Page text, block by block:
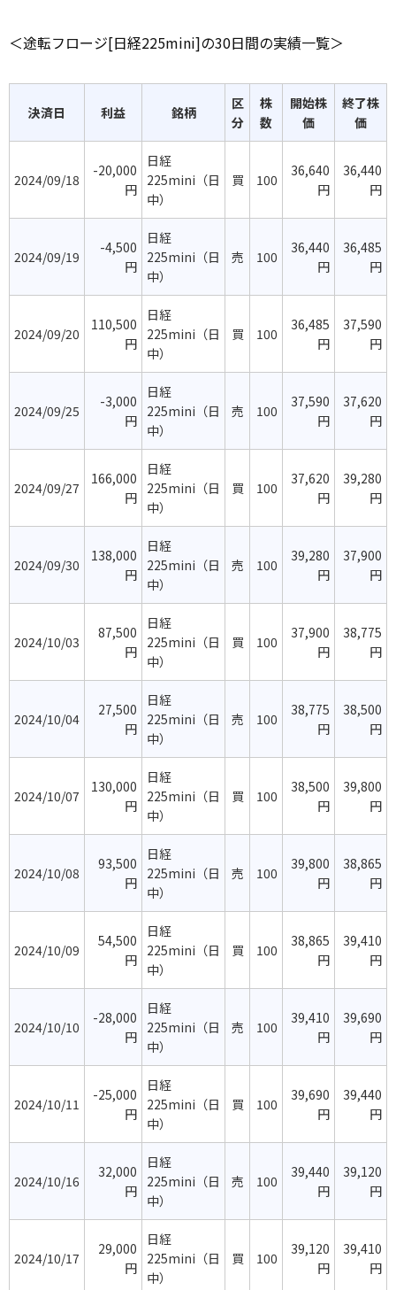
＜途転フロージ[日経225mini]の30日間の実績一覧＞
決済日 利益 銘柄
区
分
株
数
開始株
価
終了株
価
2024/09/18
-20,000
円
日経
225mini（日
中）
買 100
36,640
円
36,440
円
2024/09/19
-4,500
円
日経
225mini（日
中）
売 100
36,440
円
36,485
円
2024/09/20
110,500
円
日経
225mini（日
中）
買 100
36,485
円
37,590
円
2024/09/25
-3,000
円
日経
225mini（日
中）
売 100
37,590
円
37,620
円
2024/09/27
166,000
円
日経
225mini（日
中）
買 100
37,620
円
39,280
円
2024/09/30
138,000
円
日経
225mini（日
中）
売 100
39,280
円
37,900
円
2024/10/03
87,500
円
日経
225mini（日
中）
買 100
37,900
円
38,775
円
2024/10/04
27,500
円
日経
225mini（日
中）
売 100
38,775
円
38,500
円
2024/10/07
130,000
円
日経
225mini（日
中）
買 100
38,500
円
39,800
円
2024/10/08
93,500
円
日経
225mini（日
中）
売 100
39,800
円
38,865
円
2024/10/09
54,500
円
日経
225mini（日
中）
買 100
38,865
円
39,410
円
2024/10/10
-28,000
円
日経
225mini（日
中）
売 100
39,410
円
39,690
円
2024/10/11
-25,000
円
日経
225mini（日
中）
買 100
39,690
円
39,440
円
2024/10/16
32,000
円
日経
225mini（日
中）
売 100
39,440
円
39,120
円
2024/10/17
29,000
円
日経
225mini（日
中）
買 100
39,120
円
39,410
円